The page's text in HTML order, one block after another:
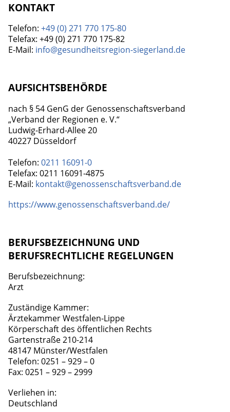
KONTAKT
Telefon: +49 (0) 271 770 175-80
Telefax: +49 (0) 271 770 175-82
E-Mail: info@gesundheitsregion-siegerland.de
AUFSICHTSBEHÖRDE
nach § 54 GenG der Genossenschaftsverband
„Verband der Regionen e. V.“
Ludwig-Erhard-Allee 20
40227 Düsseldorf
Telefon: 0211 16091-0
Telefax: 0211 16091-4875
E-Mail: kontakt@genossenschaftsverband.de
https://www.genossenschaftsverband.de/
BERUFSBEZEICHNUNG UND
BERUFSRECHTLICHE REGELUNGEN
Berufsbezeichnung:
Arzt
Zuständige Kammer:
Ärztekammer Westfalen-Lippe
Körperschaft des öffentlichen Rechts
Gartenstraße 210-214
48147 Münster/Westfalen
Telefon: 0251 – 929 – 0
Fax: 0251 – 929 – 2999
Verliehen in:
Deutschland